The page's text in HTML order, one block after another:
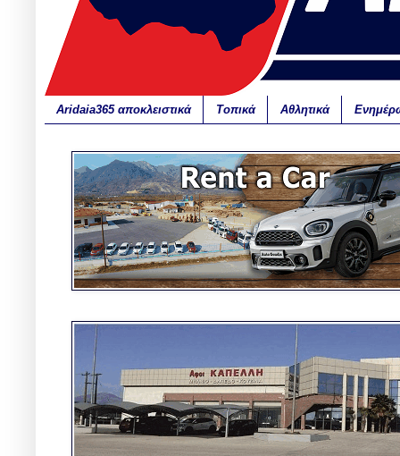
Aridaia365 αποκλειστικά Τοπικά Αθλητικά